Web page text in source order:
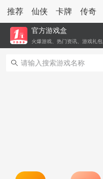
推荐 仙侠 卡牌 传奇
官方游戏盒
火爆游戏、热门资讯、游戏礼包